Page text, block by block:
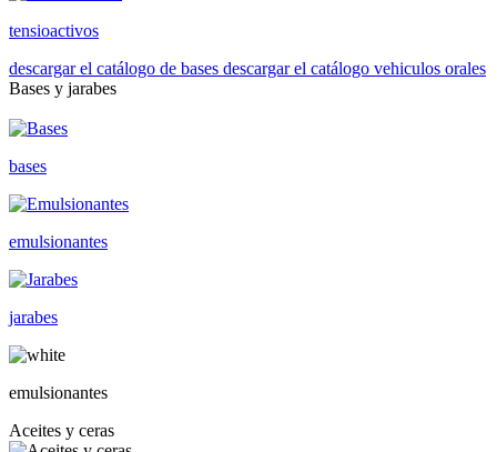
tensioactivos
descargar el catálogo de bases descargar el catálogo vehiculos orales
Bases y jarabes
bases
emulsionantes
jarabes
emulsionantes
Aceites y ceras